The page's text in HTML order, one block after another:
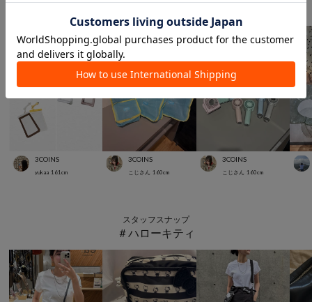
3COINS
yukaa 161 cm
3COINS
こじさん 160cm
3COINS
こじさん 160cm
スタッフスナップ
＃ハローキティ